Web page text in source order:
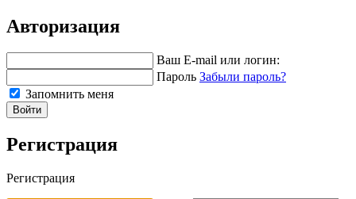
Авторизация
Ваш E-mail или логин:
Пароль Забыли пароль?
Запомнить меня
Войти
Регистрация
Регистрация